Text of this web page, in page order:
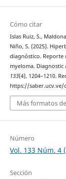
Cómo citar
Islas Ruiz, S.,
Niño, S. (2025).
diagnóstico. Reporte
myeloma. Diagnostic
133(4), 1204–1210.
https://saber.ucv.ve/
Más formatos
Número
Vol. 133 Núm. 4
Sección